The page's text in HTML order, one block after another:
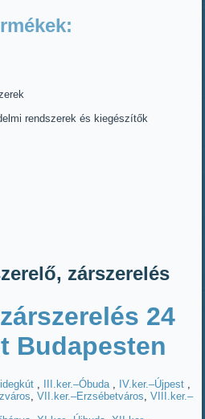
rendszerek és kiegészítők
zárszerelés
24
Budapesten
III.ker.–Óbuda IV.ker.–Újpest
,VII.ker.–Erzsébetváros ,VIII.ker.–